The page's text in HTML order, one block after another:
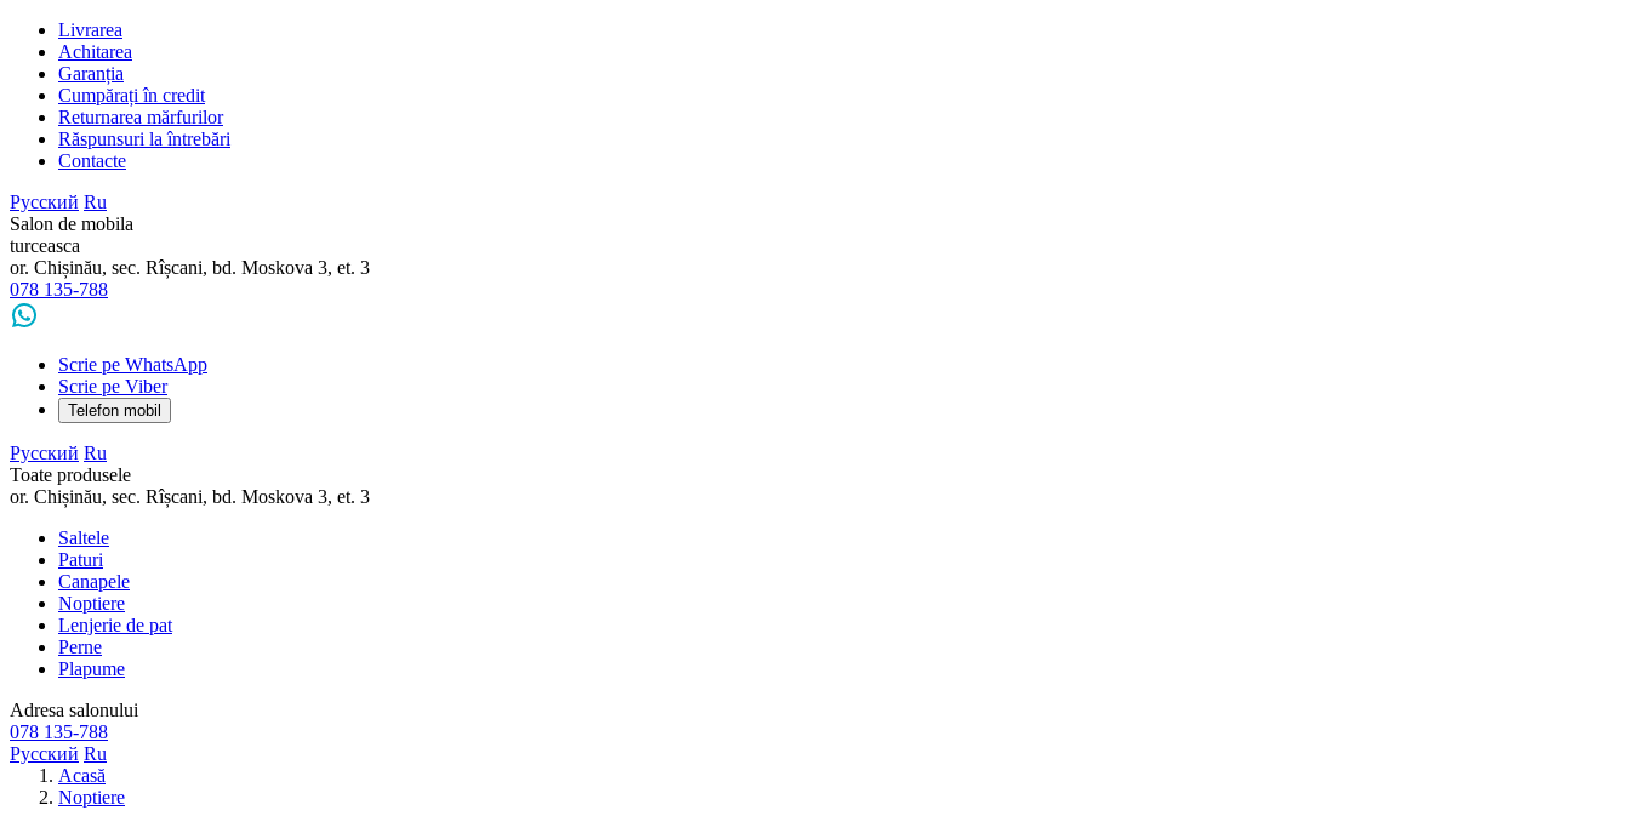
Livrarea
Achitarea
Garanția
Cumpărați în credit
Returnarea mărfurilor
Răspunsuri la întrebări
Contacte
Русский Ru
Salon de mobila
turceasca
or. Chișinău, sec. Rîșcani, bd. Moskova 3, et. 3
078 135-788
Scrie pe WhatsApp
Scrie pe Viber
Telefon mobil
Русский Ru
Toate produsele
or. Chișinău, sec. Rîșcani, bd. Moskova 3, et. 3
Saltele
Paturi
Canapele
Noptiere
Lenjerie de pat
Perne
Plapume
Adresa salonului
078 135-788
Русский Ru
Acasă
Noptiere